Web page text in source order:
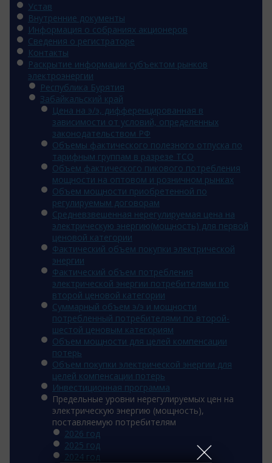
Устав
Внутренние документы
Информация о собраниях акционеров
Сведения о регистраторе
Контакты
Раскрытие информации субъектом рынков
электроэнергии
Республика Бурятия
Забайкальский край
Цена на э/э, дифференцированная в
зависимости от условий, определенных
законодательством РФ
Объемы фактического полезного отпуска по
тарифным группам в разрезе ТСО
Объем фактического пикового потребления
мощности на оптовом и розничном рынках
Объем мощности приобретенной по
регулируемым договорам
Средневзвешенная нерегулируемая цена на
электрическую энергию(мощность) для первой
ценовой категории
Фактический объем покупки электрической
энергии
Фактический объем потребления
электрической энергии потребителями по
второй ценовой категории
Суммарный объем э/э и мощности
потребленный потребителями по второй-
шестой ценовым категориям
Объем мощности для целей компенсации
потерь
Объем покупки электрической энергии для
целей компенсации потерь
Инвестиционная программа
Предельные уровни нерегулируемых цен на
электрическую энергию (мощность),
поставляемую потребителям
2026 год
2025 год
2024 год